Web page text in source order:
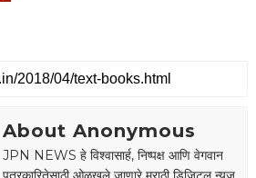
About Anonymous
JPN NEWS हे विश्वासार्ह, निष्पक्ष आणि वेगवान